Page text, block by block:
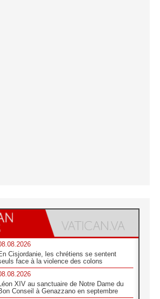
Cisjordanie, les chrétiens se sentent
face à la violence des colons
XIV au sanctuaire de Notre Dame du
Conseil à Genazzano en septembre